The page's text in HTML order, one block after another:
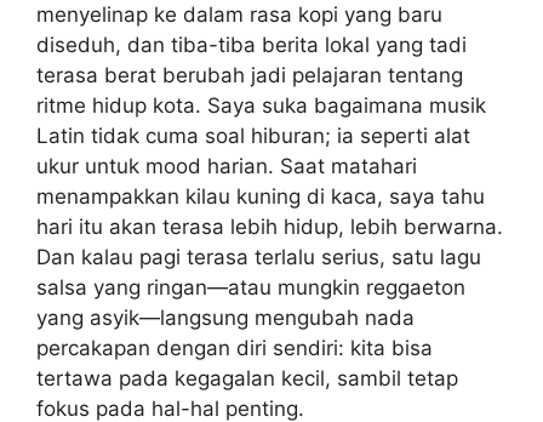
menyelinap ke dalam rasa kopi yang baru
diseduh, dan tiba-tiba berita lokal yang tadi
terasa berat berubah jadi pelajaran tentang
ritme hidup kota. Saya suka bagaimana musik
Latin tidak cuma soal hiburan; ia seperti alat
ukur untuk mood harian. Saat matahari
menampakkan kilau kuning di kaca, saya tahu
hari itu akan terasa lebih hidup, lebih berwarna.
Dan kalau pagi terasa terlalu serius, satu lagu
salsa yang ringan—atau mungkin reggaeton
yang asyik—langsung mengubah nada
percakapan dengan diri sendiri: kita bisa
tertawa pada kegagalan kecil, sambil tetap
fokus pada hal-hal penting.